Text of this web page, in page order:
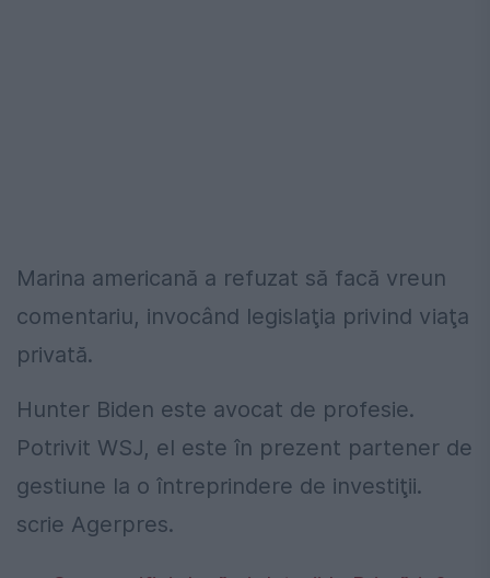
Marina americană a refuzat să facă vreun
comentariu, invocând legislaţia privind viaţa
privată.
Hunter Biden este avocat de profesie.
Potrivit WSJ, el este în prezent partener de
gestiune la o întreprindere de investiţii.
scrie Agerpres.